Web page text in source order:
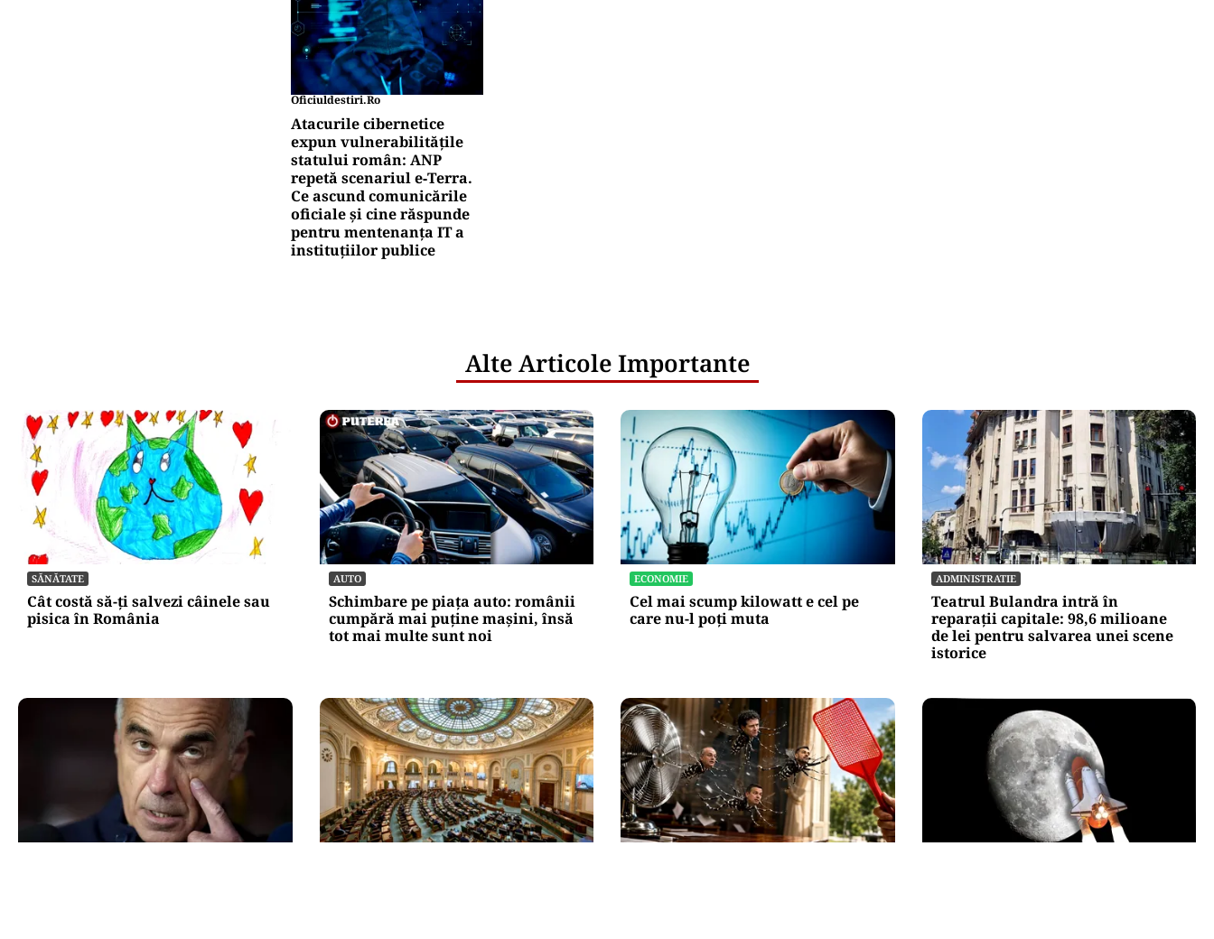
Oficiuldestiri.ro
Atacurile cibernetice
expun vulnerabilitățile
statului român: ANP
repetă scenariul e‑Terra.
Ce ascund comunicările
oficiale și cine răspunde
pentru mentenanța IT a
instituțiilor publice
Alte Articole Importante
SĂNĂTATE
Cât costă să-ți salvezi câinele sau
pisica în România
AUTO
Schimbare pe piața auto: românii
cumpără mai puține mașini, însă
tot mai multe sunt noi
ECONOMIE
Cel mai scump kilowatt e cel pe
care nu-l poți muta
ADMINISTRATIE
Teatrul Bulandra intră în
reparații capitale: 98,6 milioane
de lei pentru salvarea unei scene
istorice